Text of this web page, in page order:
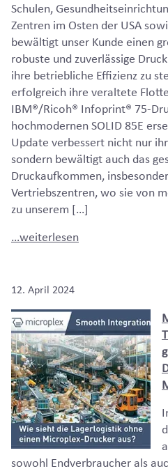
Schulen,
Zentren im Osten der USA
bewältigt unser Kunde einen
robuste und zuverlässige
ihre betriebliche Effizienz zu
erfolgreich ihre veraltete
IBM®/Ricoh® Infoprint® 75-
hochmodernen SOLID 85E
Update verbessert nicht nur
sondern bewältigt auch das
Druckaufkommen,
Vertriebszentren, wo sie von
zu unserem […]
…weiterlesen
12. April 2024
sowohl Endverbraucher als